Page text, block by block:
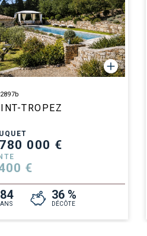
2897b
TROPEZ
000 €
€
84
ANS
36 %
DÉCÔTE